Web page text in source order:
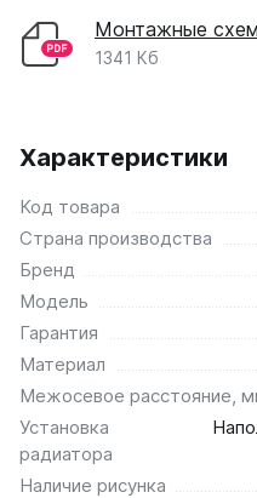
Монтажные
1341 Кб
Характеристики
Код товара
Страна производства
Бренд
Модель
Гарантия
Материал
Межосевое расстояние,
Установка
радиатора
Наличие рисунка